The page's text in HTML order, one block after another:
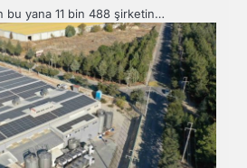
bu yana 11 bin 488 şirketin…